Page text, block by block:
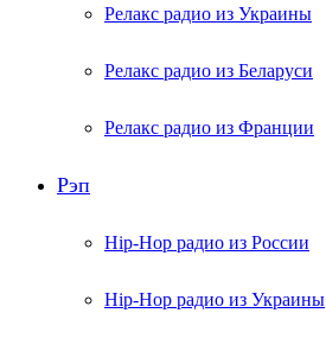
Релакс радио из Украины
Релакс радио из Беларуси
Релакс радио из Франции
Рэп
Hip-Hop радио из России
Hip-Hop радио из Украины